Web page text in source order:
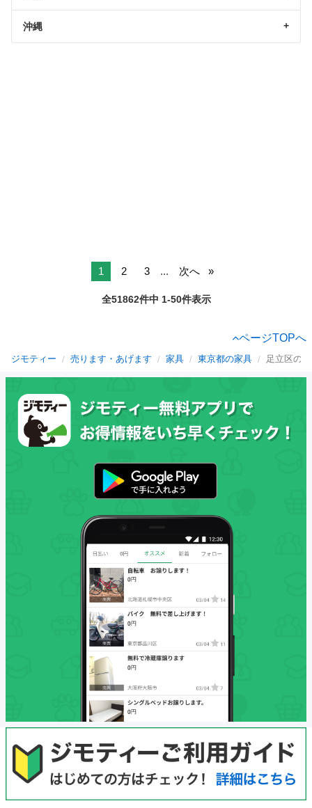
沖縄
1 2 3 ... 次へ
全51862件中 1-50件表示
ページTOPへ
ジモティー 売ります・あげます 家具 東京都の家具 足立区の